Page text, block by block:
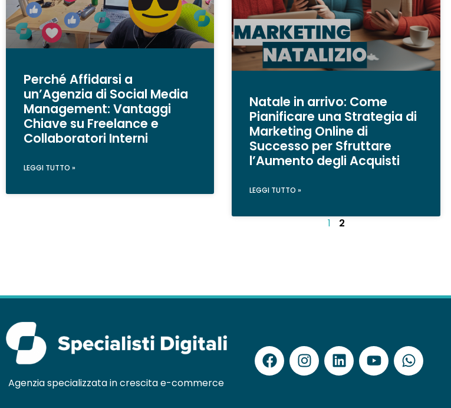
Perché Affidarsi a
un’Agenzia di Social Media
Management: Vantaggi
Chiave su Freelance e
Collaboratori Interni
LEGGI TUTTO »
Natale in arrivo: Come
Pianificare una Strategia di
Marketing Online di
Successo per Sfruttare
l’Aumento degli Acquisti
LEGGI TUTTO »
1 2
Agenzia specializzata in crescita e-commerce